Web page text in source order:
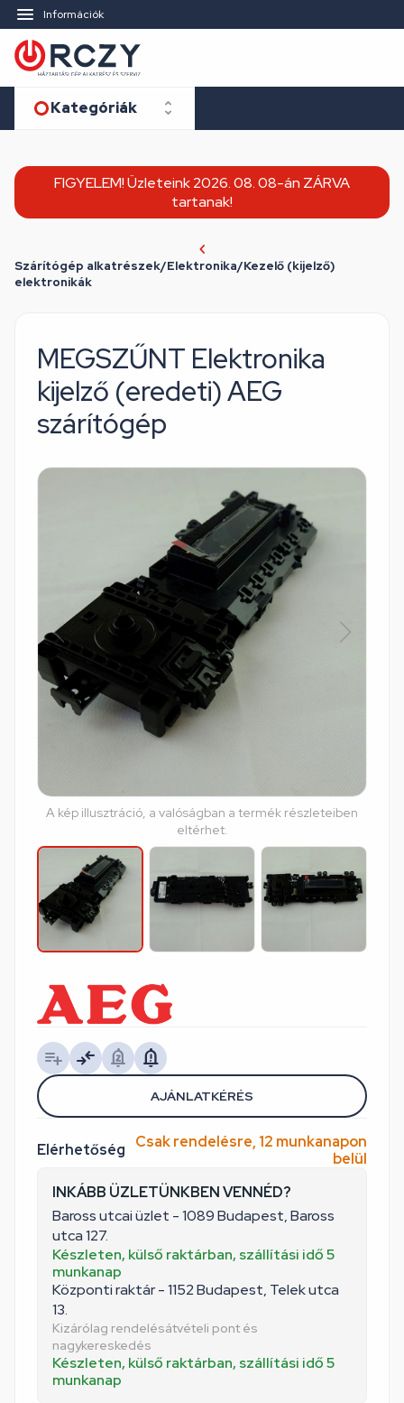
Információk
Kategóriák
FIGYELEM! Üzleteink 2026. 08. 08-án ZÁRVA
tartanak!
Szárítógép alkatrészek/Elektronika/Kezelő (kijelző)
elektronikák
MEGSZŰNT Elektronika
kijelző (eredeti) AEG
szárítógép
A kép illusztráció, a valóságban a termék részleteiben
eltérhet.
Elérhetőség
Csak rendelésre, 12 munkanapon
belül
INKÁBB ÜZLETÜNKBEN VENNÉD?
Baross utcai üzlet - 1089 Budapest, Baross
utca 127.
Készleten, külső raktárban, szállítási idő 5
munkanap
Központi raktár - 1152 Budapest, Telek utca
13.
Kizárólag rendelésátvételi pont és
nagykereskedés
Készleten, külső raktárban, szállítási idő 5
munkanap
AJÁNLATKÉRÉS